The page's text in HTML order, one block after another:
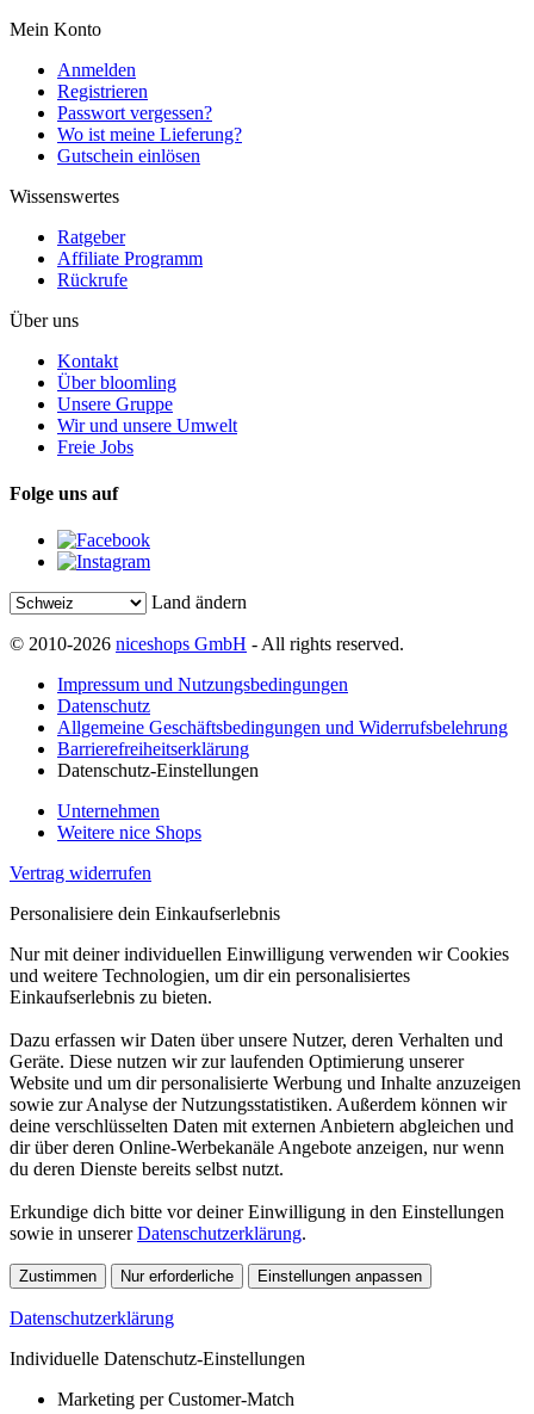
Mein Konto
Anmelden
Registrieren
Passwort vergessen?
Wo ist meine Lieferung?
Gutschein einlösen
Wissenswertes
Ratgeber
Affiliate Programm
Rückrufe
Über uns
Kontakt
Über bloomling
Unsere Gruppe
Wir und unsere Umwelt
Freie Jobs
Folge uns auf
Land ändern
© 2010-2026 niceshops GmbH - All rights reserved.
Impressum und Nutzungsbedingungen
Datenschutz
Allgemeine Geschäftsbedingungen und Widerrufsbelehrung
Barrierefreiheitserklärung
Datenschutz-Einstellungen
Unternehmen
Weitere nice Shops
Vertrag widerrufen
Personalisiere dein Einkaufserlebnis
Nur mit deiner individuellen Einwilligung verwenden wir Cookies
und weitere Technologien, um dir ein personalisiertes
Einkaufserlebnis zu bieten.
Dazu erfassen wir Daten über unsere Nutzer, deren Verhalten und
Geräte. Diese nutzen wir zur laufenden Optimierung unserer
Website und um dir personalisierte Werbung und Inhalte anzuzeigen
sowie zur Analyse der Nutzungsstatistiken. Außerdem können wir
deine verschlüsselten Daten mit externen Anbietern abgleichen und
dir über deren Online-Werbekanäle Angebote anzeigen, nur wenn
du deren Dienste bereits selbst nutzt.
Erkundige dich bitte vor deiner Einwilligung in den Einstellungen
sowie in unsererDatenschutzerklärung.
Zustimmen Nur erforderliche Einstellungen anpassen
Datenschutzerklärung
Individuelle Datenschutz-Einstellungen
Marketing per Customer-Match